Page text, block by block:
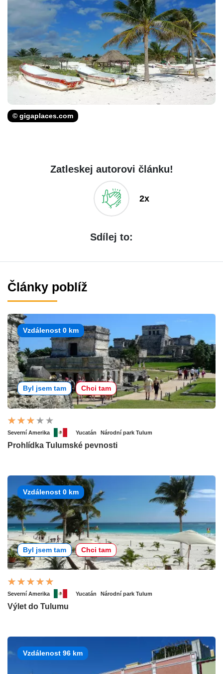
© gigaplaces.com
Zatleskej autorovi článku!
2x
Sdílej to:
Články poblíž
Vzdálenost 0 km
Byl jsem tam Chci tam
Severní Amerika Yucatán Národní park Tulum
Prohlídka Tulumské pevnosti
Vzdálenost 0 km
Byl jsem tam Chci tam
Severní Amerika Yucatán Národní park Tulum
Výlet do Tulumu
Vzdálenost 96 km